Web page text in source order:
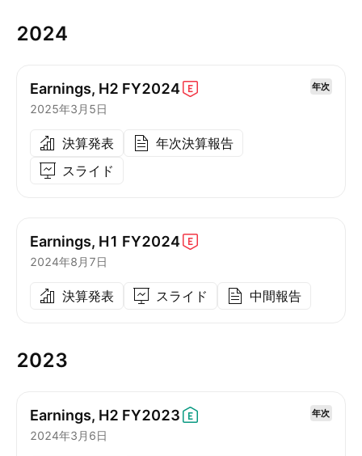
2024
Earnings, H2 FY2024 年次
2025年3月5日
決算発表
年次決算報告
スライド
Earnings, H1 FY2024
2024年8月7日
決算発表 スライド 中間報告
2023
Earnings, H2 FY2023 年次
2024年3月6日